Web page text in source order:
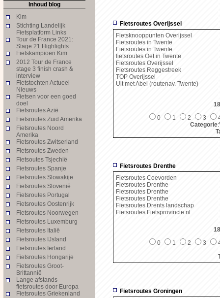
Inhoud blog
Kim
Stichting Landelijk
Fietsplatform Links
Tour de France 2021:
Stage 21 Highlights
Fietskampioen Kim
2012 Tour de France
stage 3 finish crash &
interview
Fietstochten Actueel
Nieuws
Fietsen voor een goed
doel
Fietsroutes Azië
Fietsroutes Zuid Amerika
Fietsroutes Noord
Amerika
Fietsroutes Zwitserland
Fietsroutes Zweden
Fietsoutes Tsjechië
Fietsroutes Spanje
Fietsroutes Slowakije
Fietsroutes Slovenië
Fietsroutes Portugal
Fietsroutes Oostenrijk
Fietsroutes Noorwegen
Fietsroutes Luxemburg
Fietsroutes Italië
Fietsroutes IJsland
Fietsroutes Ierland
Fietsroutes Hongarije
Fietsroutes Groot-
Brittannië
Lange afstands
fietsroutes door Europa
Fietsroutes Griekenland
Fietsroutes Overijssel
Fietsknooppunten Overijssel
Fietsroutes in Twente
Fietsroutes in Twente
fietsroutes Oet in Twente
Fietsroutes Overijssel
Fietsroutes Reggestreek
TOP Overijssel
Uit met Abel (routenav. Twente)
0
1 2 3
Categorie
Fietsroutes Drenthe
Fietsroutes Coevorden
Fietsroutes Drenthe
Fietsroutes Drenthe
Fietsroutes Drenthe
Fietsroutes Drents landschap
Fietsroutes Fietsprovincie.nl
0
1 2 3
Fietsroutes Groningen